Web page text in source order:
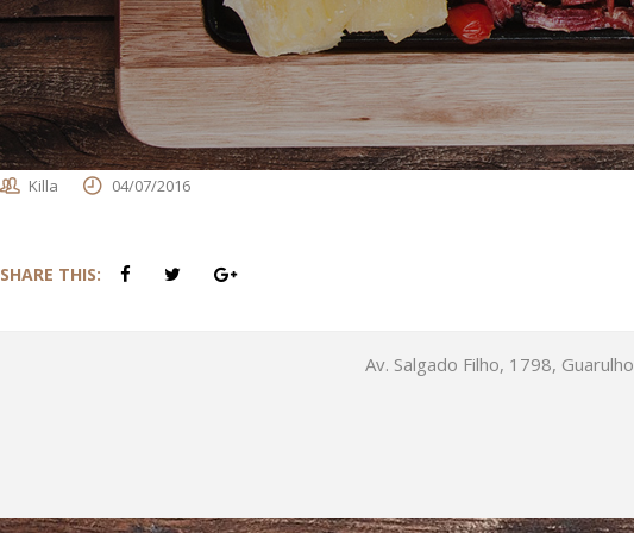
Killa 04/07/2016
SHARE THIS:
Av. Salgado Filho, 1798,